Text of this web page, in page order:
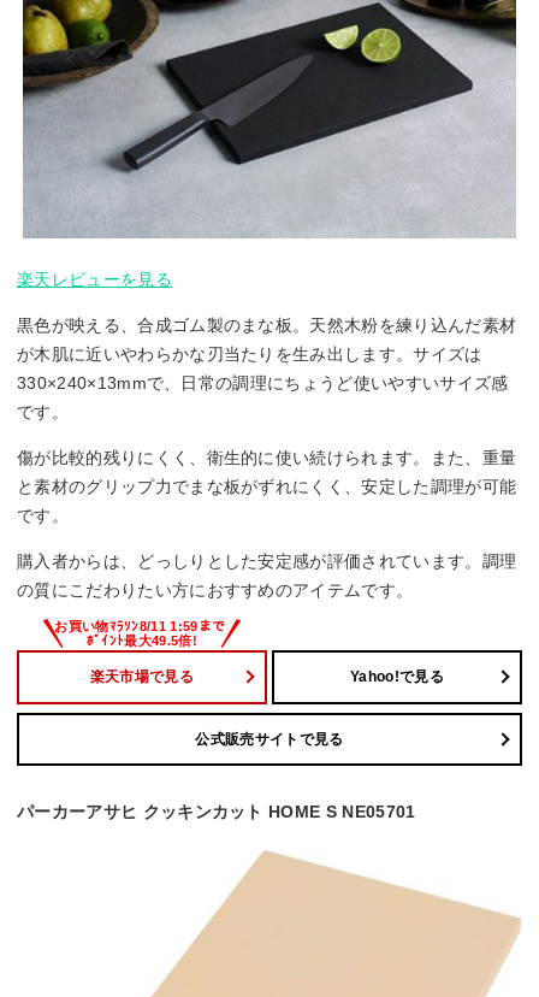
楽天レビューを見る
黒色が映える、合成ゴム製のまな板。天然木粉を練り込んだ素材
が木肌に近いやわらかな刃当たりを生み出します。サイズは
330×240×13mmで、日常の調理にちょうど使いやすいサイズ感
です。
傷が比較的残りにくく、衛生的に使い続けられます。また、重量
と素材のグリップ力でまな板がずれにくく、安定した調理が可能
です。
購入者からは、どっしりとした安定感が評価されています。調理
の質にこだわりたい方におすすめのアイテムです。
楽天市場で見る Yahoo!で見る
公式販売サイトで見る
パーカーアサヒ クッキンカット HOME S NE05701